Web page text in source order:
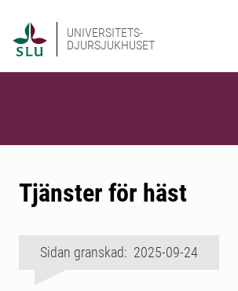
UNIVERSITETS-
DJURSJUKHUSET
Tjänster för häst
Sidan granskad: 2025-09-24